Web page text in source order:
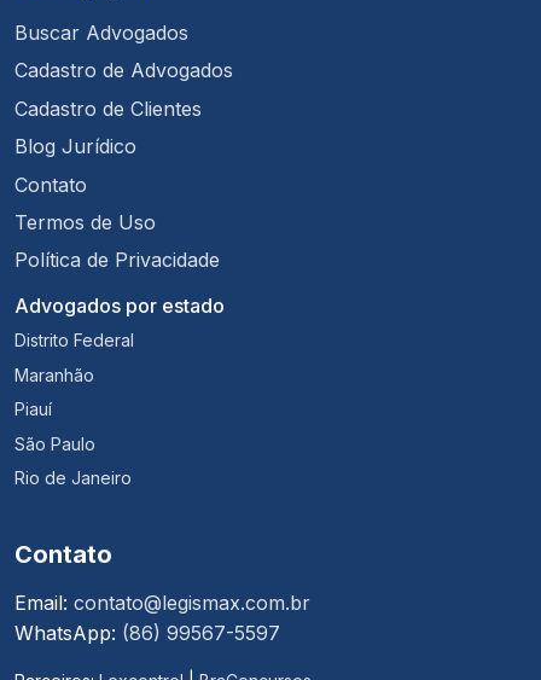
Buscar Advogados
Cadastro de Advogados
Cadastro de Clientes
Blog Jurídico
Contato
Termos de Uso
Política de Privacidade
Advogados por estado
Distrito Federal
Maranhão
Piauí
São Paulo
Rio de Janeiro
Contato
Email: contato@legismax.com.br
WhatsApp: (86) 99567-5597